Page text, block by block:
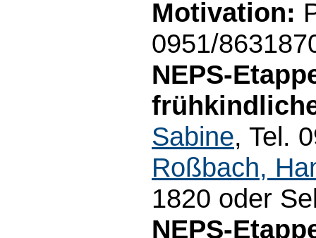
Motivation:
0951/
NEPS-
Sabine, Tel.
Roßbach,
1820 oder
NEPS-